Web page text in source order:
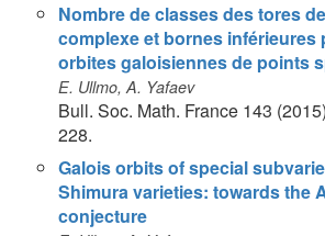
Nombre de classes des tores
complexe et bornes inférieures
orbites galoisiennes de points
E. Ullmo, A. Yafaev
Bull. Soc. Math. France 143
228.
Galois orbits of special
Shimura varieties: towards the
conjecture